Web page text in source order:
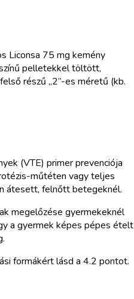
Liconsa 75 mg kemény
pelletekkel töltött,
részű „2”-es méretű (kb.
(VTE) primer prevenciója
műtéten vagy teljes
átesett, felnőtt betegeknél.
megelőzése gyermekeknél
a gyermek képes pépes ételt
formákért lásd a 4.2 pontot.